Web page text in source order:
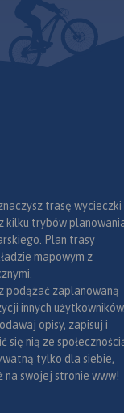
trasę wycieczki
kilku trybów
Plan trasy
mapowym z
podążać zaplanowaną
innych użytkowników.
opisy, zapisuj i
się nią ze
tylko dla siebie,
na swojej stronie www!